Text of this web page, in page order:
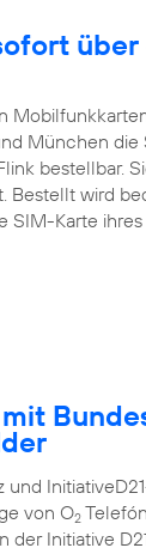
München die
bestellbar.
Bestellt wird
SIM-Karte
von O2
der Initiative